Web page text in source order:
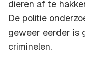
dieren af te
De politie
geweer eerder is
criminelen.